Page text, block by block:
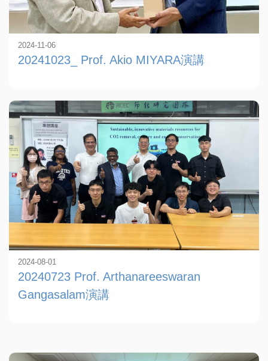
2024-11-06
20241023_ Prof. Akio MIYARA演講
2024-08-01
20240723 Prof. Arthanareeswaran
Gangasalam演講